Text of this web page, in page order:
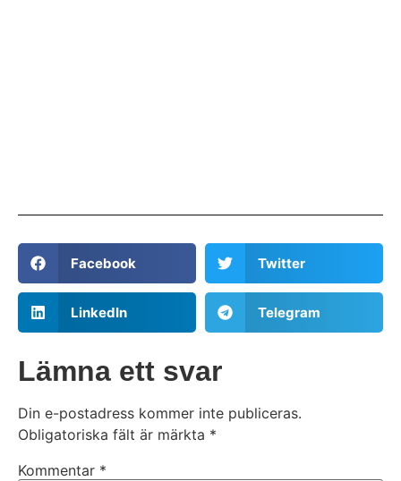
Facebook Twitter
LinkedIn Telegram
Lämna ett svar
Din e-postadress kommer inte publiceras.
Obligatoriska fält är märkta *
Kommentar *